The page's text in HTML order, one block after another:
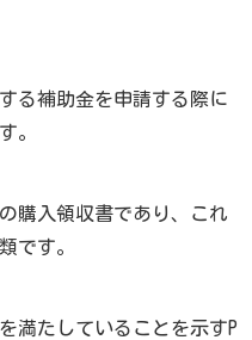
る補助金を申請する際に
。
購入領収書であり、これ
です。
満たしていることを示すP